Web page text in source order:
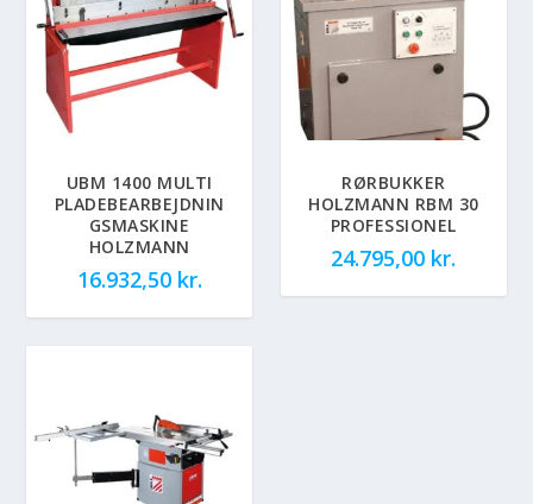
UBM 1400 MULTI
PLADEBEARBEJDNIN
GSMASKINE
HOLZMANN
16.932,50 kr.
RØRBUKKER
HOLZMANN RBM 30
PROFESSIONEL
24.795,00 kr.